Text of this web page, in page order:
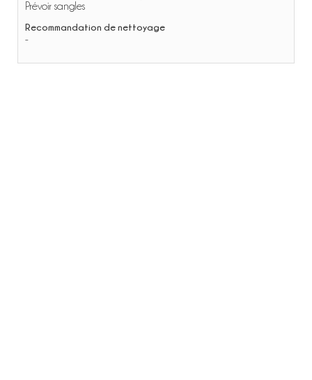
Prévoir sangles
Recommandation de nettoyage
-